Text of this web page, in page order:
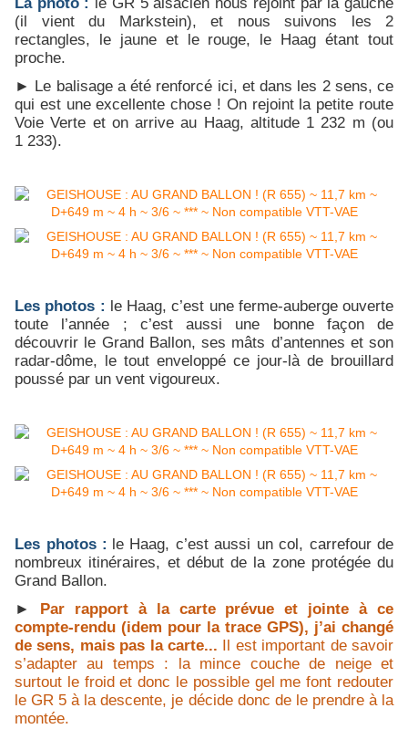
(il vient du Markstein), et nous suivons les 2
rectangles, le jaune et le rouge, le Haag étant tout
proche.
► Le balisage a été renforcé ici, et dans les 2 sens, ce
qui est une excellente chose ! On rejoint la petite route
Voie Verte et on arrive au Haag, altitude 1 232 m (ou
1 233).
Les photos : le Haag, c’est une ferme-auberge ouverte
toute l’année ; c’est aussi une bonne façon de
découvrir le Grand Ballon, ses mâts d’antennes et son
radar-dôme, le tout enveloppé ce jour-là de brouillard
poussé par un vent vigoureux.
Les photos : le Haag, c’est aussi un col, carrefour de
nombreux itinéraires, et début de la zone protégée du
Grand Ballon.
► Par rapport à la carte prévue et jointe à ce
compte-rendu (idem pour la trace GPS), j’ai changé
de sens, mais pas la carte... Il est important de savoir
s’adapter au temps : la mince couche de neige et
surtout le froid et donc le possible gel me font redouter
le GR 5 à la descente, je décide donc de le prendre à la
montée.